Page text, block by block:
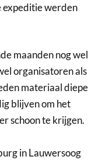
expeditie werden
maanden nog wel
organisatoren als
materiaal diepe
blijven om het
schoon te krijgen.
in Lauwersoog